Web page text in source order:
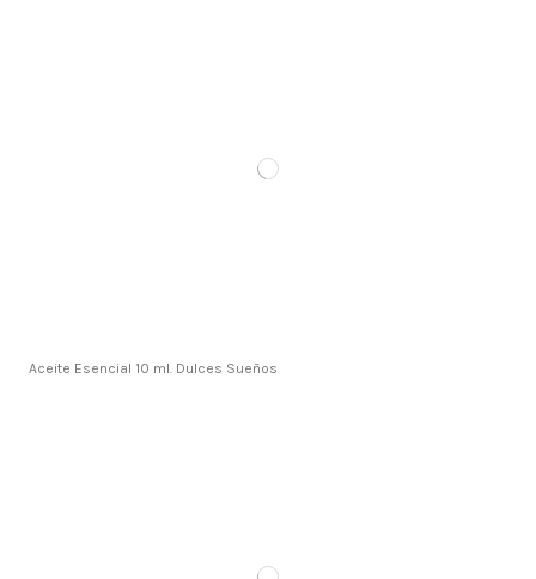
Aceite Esencial 10 ml. Dulces Sueños